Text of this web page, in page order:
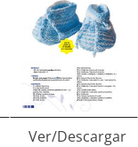
Ver/Descargar